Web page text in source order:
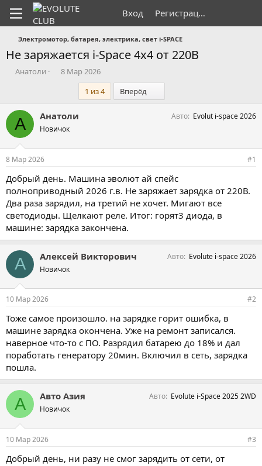
Вход Регистрация
Электромотор, батарея, электрика, свет i-SPACE
Не заряжается i-Space 4x4 от 220В
А
р
т
м
ы
Анатоли
Д
н
ч
а
8 Мар 2026
1 из 4
Вперёд
А Анатоли
Новичок
Авто Evolut i-space 2026
8 Мар 2026 #1
Добрый день. Машина эволют ай спейс
полноприводный 2026 г.в. Не заряжает зарядка от 220В.
Два раза зарядил, на третий не хочет. Мигают все
светодиоды. Щелкают реле. Итог: горят3 диода, в
машине: зарядка закончена.
А Алексей Викторович
Новичок
Авто Evolute i-space 2026
10 Мар 2026 #2
Тоже самое произошло. на зарядке горит ошибка, в
машине зарядка окончена. Уже на ремонт записался.
наверное что-то с ПО. Разрядил батарею до 18% и дал
поработать генератору 20мин. Включил в сеть, зарядка
пошла.
А Авто Азия
Новичок
Авто Evolute i-Space 2025 2WD
10 Мар 2026 #3
Добрый день, ни разу не смог зарядить от сети, от